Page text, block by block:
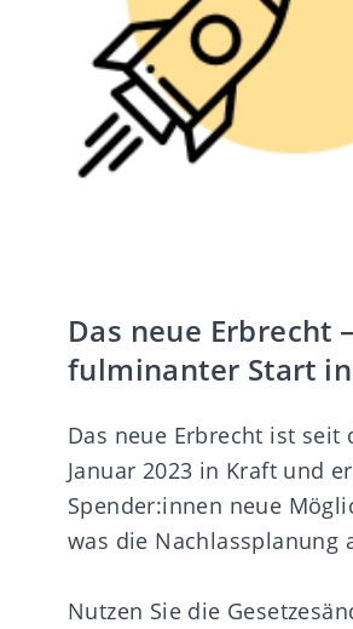
Das neue Erbrecht
fulminanter Start
Das neue Erbrecht ist seit
Januar 2023 in Kraft und
Spender:innen neue
was die Nachlassplanung
Nutzen Sie die